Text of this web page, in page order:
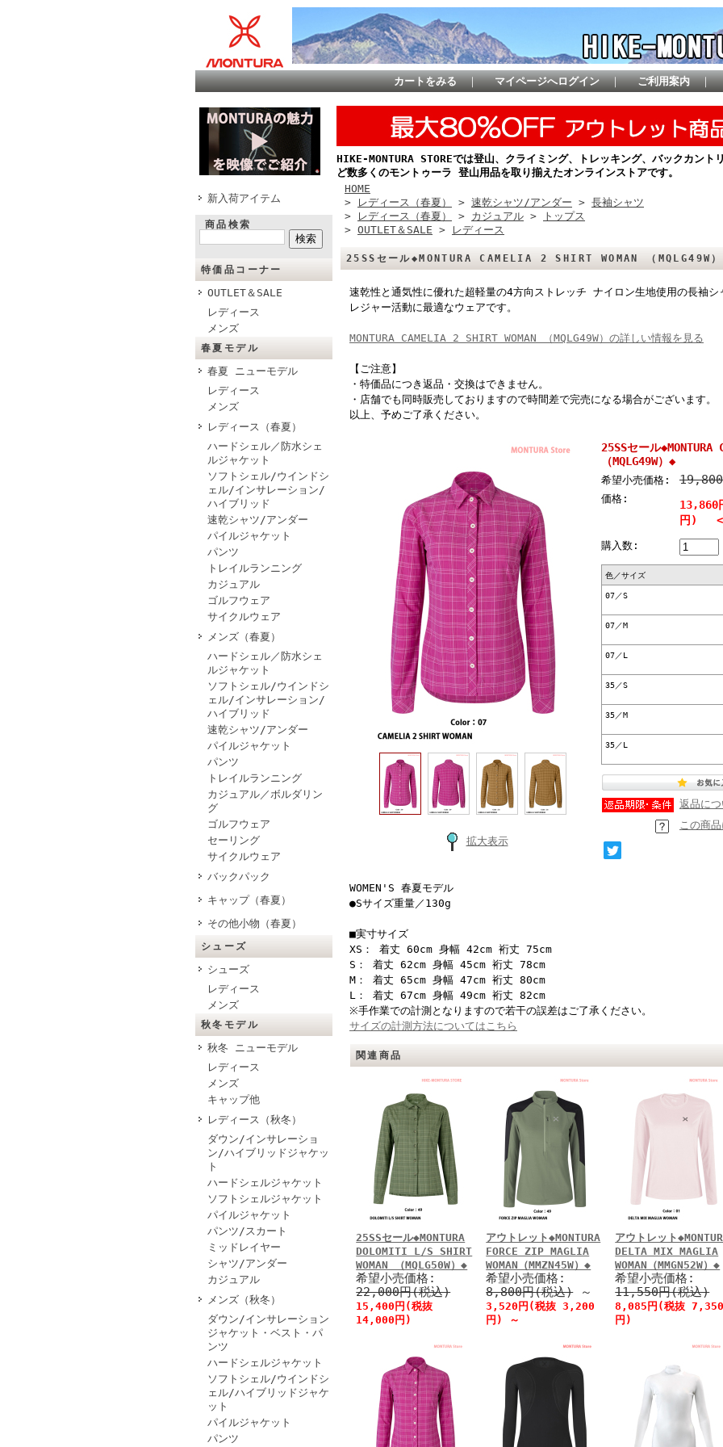
カートをみる ｜ マイページへログイン ｜ ご利用案内 ｜
新入荷アイテム
商品検索
特価品コーナー
OUTLET＆SALE
レディース
メンズ
春夏モデル
春夏 ニューモデル
レディース
メンズ
レディース（春夏）
ハードシェル／防水シェ
ルジャケット
ソフトシェル/ウインドシ
ェル/インサレーション/
ハイブリッド
速乾シャツ/アンダー
パイルジャケット
パンツ
トレイルランニング
カジュアル
ゴルフウェア
サイクルウェア
メンズ（春夏）
ハードシェル／防水シェ
ルジャケット
ソフトシェル/ウインドシ
ェル/インサレーション/
ハイブリッド
速乾シャツ/アンダー
パイルジャケット
パンツ
トレイルランニング
カジュアル／ボルダリン
グ
ゴルフウェア
セーリング
サイクルウェア
バックパック
キャップ（春夏）
その他小物（春夏）
シューズ
シューズ
レディース
メンズ
秋冬モデル
秋冬 ニューモデル
レディース
メンズ
キャップ他
レディース（秋冬）
ダウン/インサレーショ
ン/ハイブリッドジャケッ
ト
ハードシェルジャケット
ソフトシェルジャケット
パイルジャケット
パンツ/スカート
ミッドレイヤー
シャツ/アンダー
カジュアル
メンズ（秋冬）
ダウン/インサレーション
ジャケット・ベスト・パ
ンツ
ハードシェルジャケット
ソフトシェル/ウインドシ
ェル/ハイブリッドジャケ
ット
パイルジャケット
パンツ
HIKE-MONTURA STOREでは登山、クライミング、トレッキング、バックカント
ど数多くのモントゥーラ 登山用品を取り揃えたオンラインストアです。
HOME
>
レディース（春夏） > 速乾シャツ/アンダー > 長袖シャツ
>
レディース（春夏） > カジュアル >
トップス
> OUTLET＆SALE > レディース
25SSセール◆MONTURA CAMELIA 2 SHIRT WOMAN （MQLG49W
速乾性と通気性に優れた超軽量の4方向ストレッチ ナイロン生地使用の長袖
レジャー活動に最適なウェアです。
MONTURA CAMELIA 2 SHIRT WOMAN （MQLG49W）の詳しい情報を見る
【ご注意】
・特価品につき返品・交換はできません。
・店舗でも同時販売しておりますので時間差で完売になる場合がございます。
以上、予めご了承ください。
拡大表示
25SSセール◆MONTURA
（MQLG49W）◆
希望小売価格:
価格:
13,860
円)
購入数:
色／サイズ
07／S
07／M
07／L
35／S
35／M
35／L
返品に
この商
WOMEN'S 春夏モデル
●Sサイズ重量／130g
■実寸サイズ
XS： 着丈 60cm 身幅 42cm 裄丈 75cm
S： 着丈 62cm 身幅 45cm 裄丈 78cm
M： 着丈 65cm 身幅 47cm 裄丈 80cm
L： 着丈 67cm 身幅 49cm 裄丈 82cm
※手作業での計測となりますので若干の誤差はご了承ください。
サイズの計測方法についてはこちら
関連商品
25SSセール◆MONTURA
DOLOMITI L/S SHIRT
WOMAN （MQLG50W）◆
希望小売価格:
22,000円(税込)
15,400円(税抜
14,000円)
アウトレット◆MONTURA
FORCE ZIP MAGLIA
WOMAN（MMZN45W）◆
希望小売価格:
8,800円(税込)
～
3,520円(税抜 3,200
円)
～
アウトレット
DELTA MIX MAGLIA
WOMAN（MMGN52W）◆
希望小売価格:
11,550円(税込)
8,085円(税抜
円)